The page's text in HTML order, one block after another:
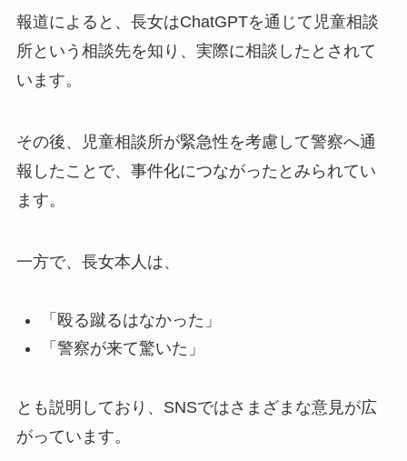
報道によると、長女はChatGPTを通じて児童相談
所という相談先を知り、実際に相談したとされて
います。
その後、児童相談所が緊急性を考慮して警察へ通
報したことで、事件化につながったとみられてい
ます。
一方で、長女本人は、
「殴る蹴るはなかった」
「警察が来て驚いた」
とも説明しており、SNSではさまざまな意見が広
がっています。